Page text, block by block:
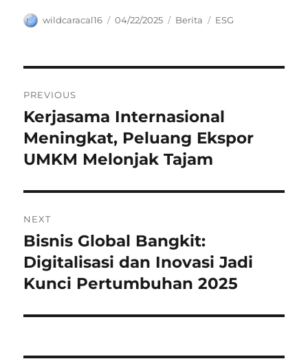
Author
wildcaracal16
Posted
04/22/2025 Categories
Berita Tags
ESG
pos
PREVIOUS
Previous
post:
Kerjasama Internasional
Meningkat, Peluang Ekspor
UMKM Melonjak Tajam
NEXT
Next
post:
Bisnis Global Bangkit:
Digitalisasi dan Inovasi Jadi
Kunci Pertumbuhan 2025